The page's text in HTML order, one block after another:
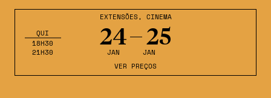
EXTENSÕES, CINEMA
24
JAN
25
JAN
QUI
18H30
21H30
VER PREÇOS